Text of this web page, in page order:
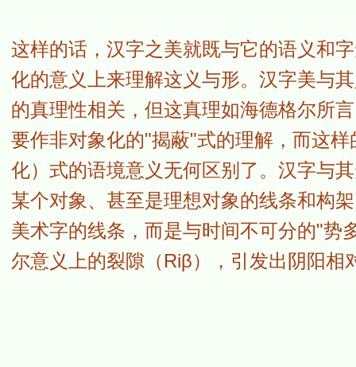
这样的话，汉字之美就既与它的语义和
化的意义上来理解这义与形。汉字美与
的真理性相关，但这真理如海德格尔所
要作非对象化的"揭蔽"式的理解，而这
化）式的语境意义无何区别了。汉字与
某个对象、甚至是理想对象的线条和构
美术字的线条，而是与时间不可分的"势
尔意义上的裂隙（Riβ），引发出阴阳相